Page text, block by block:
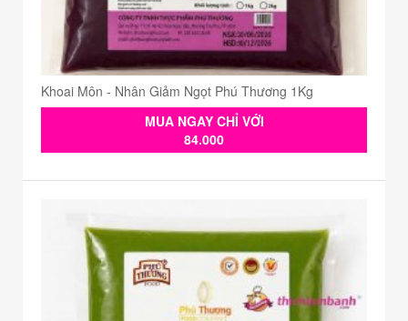
Khoai Môn - Nhân Giảm Ngọt Phú Thương 1Kg
MUA NGAY CHỈ VỚI
84.000